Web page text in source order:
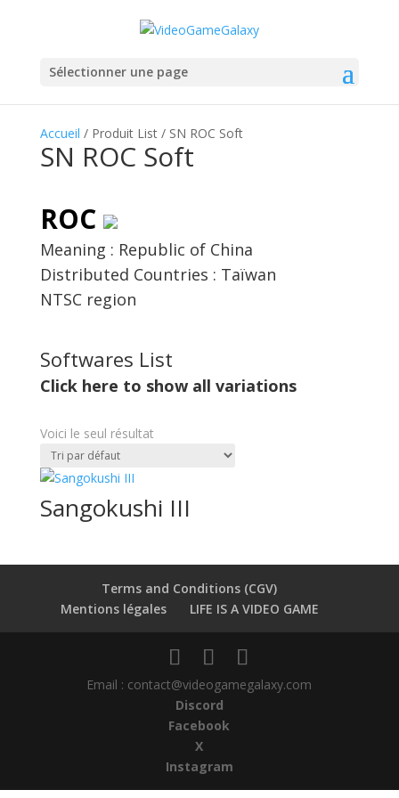
Sélectionner une page
Accueil / Produit List / SN ROC Soft
SN ROC Soft
ROC
Meaning : Republic of China
Distributed Countries : Taïwan
NTSC region
Softwares List
Click here to show all variations
Voici le seul résultat
Sangokushi III
Terms and Conditions (CGV)
Mentions légales
LIFE IS A VIDEO GAME
Email : contact@videogamegalaxy.com
Discord
Facebook
X
Instagram